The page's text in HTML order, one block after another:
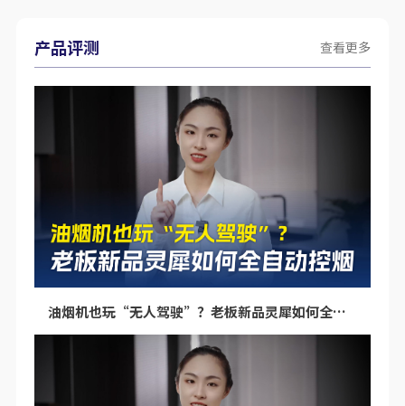
产品评测 查看更多
油烟机也玩“无人驾驶”？老板新品灵犀如何全自动控烟